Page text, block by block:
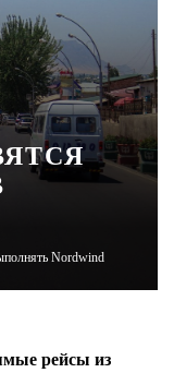
ОСОБЕННЫЙ
ЕДЫ
Nordwind
рейсы из